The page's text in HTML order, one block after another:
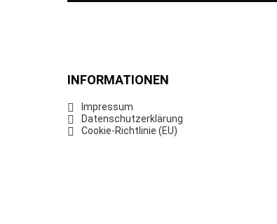
INFORMATIONEN
Impressum
Datenschutzerklärung
Cookie-Richtlinie (EU)